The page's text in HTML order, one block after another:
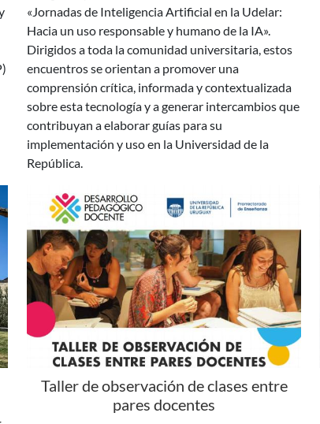
Dirigidos a toda la comunidad universitaria, estos
encuentros se orientan a promover una
comprensión crítica, informada y contextualizada
sobre esta tecnología y a generar intercambios que
contribuyan a elaborar guías para su
implementación y uso en la Universidad de la
República.
Taller de observación de clases entre
pares docentes
Se busca generar un espacio colaborativo en el que
los y las participantes puedan planificar, observar y